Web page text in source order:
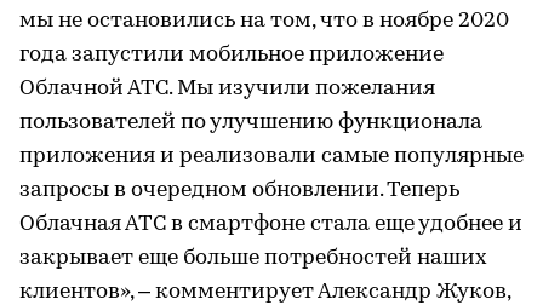
мы не остановились на том, что в ноябре 2020
года запустили мобильное приложение
Облачной АТС. Мы изучили пожелания
пользователей по улучшению функционала
приложения и реализовали самые популярные
запросы в очередном обновлении. Теперь
Облачная АТС в смартфоне стала еще удобнее и
закрывает еще больше потребностей наших
клиентов», – комментирует Александр Жуков,